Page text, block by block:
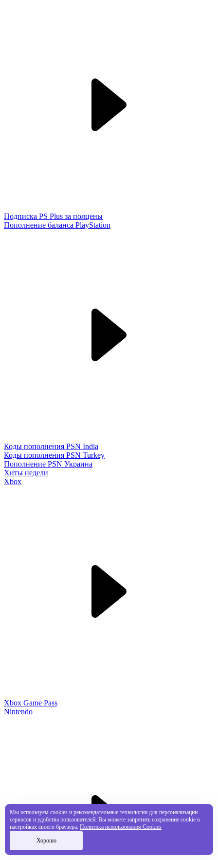
Подписка PS Plus за полцены
Пополнение баланса PlayStation
Коды пополнения PSN India
Коды пополнения PSN Turkey
Пополнение PSN Украина
Хиты недели
Xbox
Xbox Game Pass
Nintendo
Мы используем cookies и рекомендательные технологии для персонализации
сервисов и удобства пользователей. Вы можете запретить сохранение cookie в
настройках своего браузера. Политика использования Cookies
Хорошо